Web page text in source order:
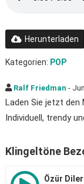
Herunterladen
Kategorien: POP
Ralf Friedman -
Laden Sie jetzt den
Individuell, trendy
Klingeltöne
Özür